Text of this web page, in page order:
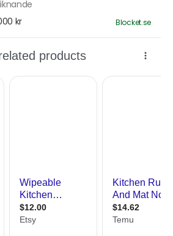
kr
Blocket.se